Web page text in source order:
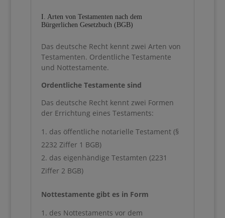
I. Arten von Testamenten nach dem
Bürgerlichen Gesetzbuch (BGB)
Das deutsche Recht kennt zwei Arten von
Testamenten. Ordentliche Testamente
und Nottestamente.
Ordentliche Testamente sind
Das deutsche Recht kennt zwei Formen
der Errichtung eines Testaments:
das öffentliche notarielle Testament (§
2232 Ziffer 1 BGB)
das eigenhändige Testamten (2231
Ziffer 2 BGB)
Nottestamente gibt es in Form
des Nottestaments vor dem